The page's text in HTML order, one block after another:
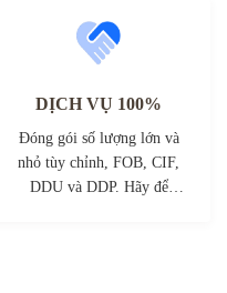
DỊCH VỤ 100%
Đóng gói số lượng lớn và
nhỏ tùy chỉnh, FOB, CIF,
DDU và DDP. Hãy để